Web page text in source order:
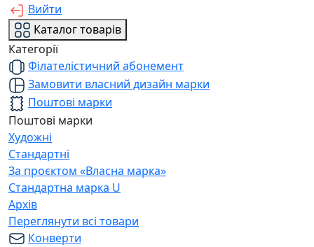
Вийти
Каталог товарів
Категорії
Філателістичний абонемент
Замовити власний дизайн марки
Поштові марки
Поштові марки
Художні
Стандартні
За проєктом «Власна марка»
Стандартна марка U
Архів
Переглянути всі товари
Конверти